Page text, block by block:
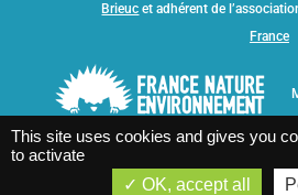
Brieuc et adhérent de
France
This site uses cookies and gives you
to activate
OK, accept all